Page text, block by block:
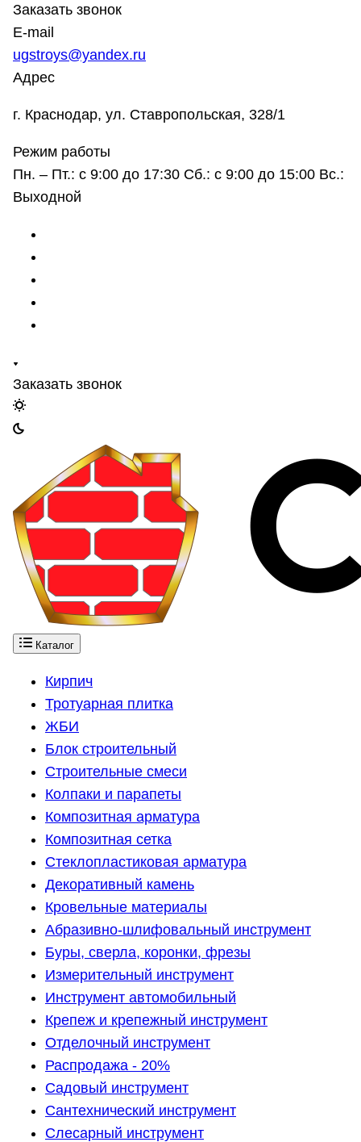
Заказать звонок
E-mail
ugstroys@yandex.ru
Адрес
г. Краснодар, ул. Ставропольская, 328/1
Режим работы
Пн. – Пт.: с 9:00 до 17:30 Сб.: с 9:00 до 15:00 Вс.:
Выходной
Заказать звонок
Каталог
Кирпич
Тротуарная плитка
ЖБИ
Блок строительный
Строительные смеси
Колпаки и парапеты
Композитная арматура
Композитная сетка
Стеклопластиковая арматура
Декоративный камень
Кровельные материалы
Абразивно-шлифовальный инструмент
Буры, сверла, коронки, фрезы
Измерительный инструмент
Инструмент автомобильный
Крепеж и крепежный инструмент
Отделочный инструмент
Распродажа - 20%
Садовый инструмент
Сантехнический инструмент
Слесарный инструмент